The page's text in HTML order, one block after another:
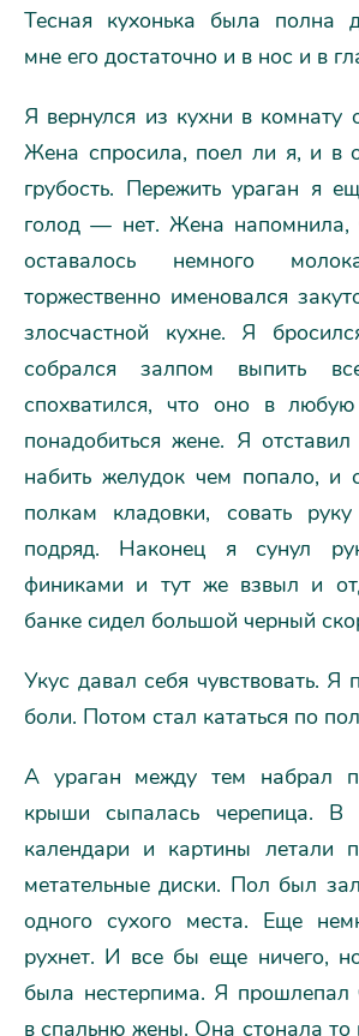
Тесная кухонька была полна
мне его достаточно и в нос и в
Я вернулся из кухни в комнату
Жена спросила, поел ли я, и в
грубость. Пережить ураган я
голод — нет. Жена напомнила,
оставалось немного
торжественно именовался
злосчастной кухне. Я
собрался залпом выпить
спохватился, что оно в
понадобиться жене. Я
набить желудок чем попало, и
полкам кладовки, совать
подряд. Наконец я сунул
финиками и тут же взвыл и
банке сидел большой черный
Укус давал себя чувствовать. Я
боли. Потом стал кататься по
А ураган между тем набрал
крыши сыпалась черепица. В
календари и картины летали
метательные диски. Пол был
одного сухого места. Еще
рухнет. И все бы еще ничего,
была нестерпима. Я прошлепал
в спальню жены. Она стонала то